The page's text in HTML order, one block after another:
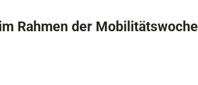
Rahmen der Mobilitätswoche